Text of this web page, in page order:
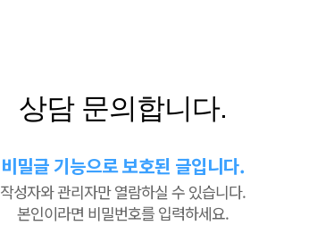
상담 문의합니다.
비밀글 기능으로 보호된 글입니다.
작성자와 관리자만 열람하실 수 있습니다.
본인이라면 비밀번호를 입력하세요.